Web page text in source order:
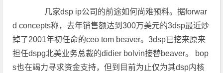
几家dsp ip公司的前途如何尚难预料。据forwar
d concepts称，去年销售额达到300万美元的3dsp最近炒
掉了2001年初任命的ceo tom beaver。3dsp已挖来原来
担任dspg北美业务总裁的didier bolvin接替beaver。 bop
s也在竭力寻求资金支持，但到目前为止仅为其dsp内核